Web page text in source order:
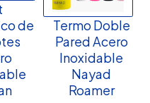
de
Termo Doble
Pared Acero
Inoxidable
Nayad
Roamer